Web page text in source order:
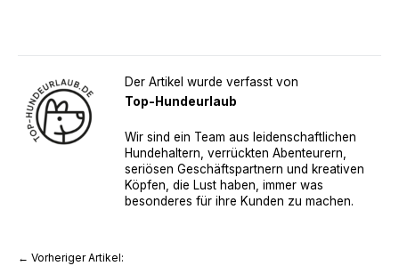
Der Artikel wurde verfasst von
Top-Hundeurlaub
Wir sind ein Team aus leidenschaftlichen
Hundehaltern, verrückten Abenteurern,
seriösen Geschäftspartnern und kreativen
Köpfen, die Lust haben, immer was
besonderes für ihre Kunden zu machen.
← Vorheriger Artikel: